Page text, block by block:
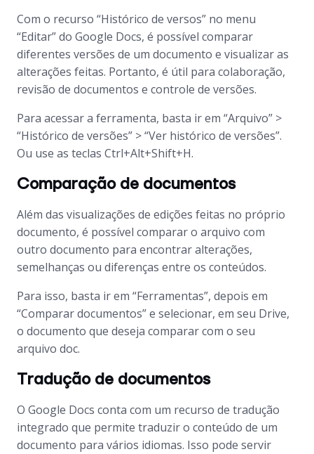
Com o recurso “Histórico de versos” no menu
“Editar” do Google Docs, é possível comparar
diferentes versões de um documento e visualizar as
alterações feitas. Portanto, é útil para colaboração,
revisão de documentos e controle de versões.
Para acessar a ferramenta, basta ir em “Arquivo” >
“Histórico de versões” > “Ver histórico de versões”.
Ou use as teclas Ctrl+Alt+Shift+H.
Comparação de documentos
Além das visualizações de edições feitas no próprio
documento, é possível comparar o arquivo com
outro documento para encontrar alterações,
semelhanças ou diferenças entre os conteúdos.
Para isso, basta ir em “Ferramentas”, depois em
“Comparar documentos” e selecionar, em seu Drive,
o documento que deseja comparar com o seu
arquivo doc.
Tradução de documentos
O Google Docs conta com um recurso de tradução
integrado que permite traduzir o conteúdo de um
documento para vários idiomas. Isso pode servir